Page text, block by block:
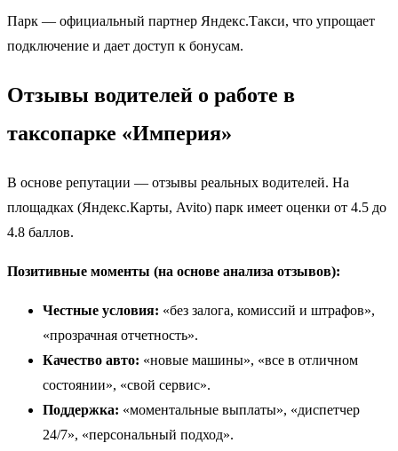
Парк — официальный партнер Яндекс.Такси, что упрощает
подключение и дает доступ к бонусам.
Отзывы водителей о работе в
таксопарке «Империя»
В основе репутации — отзывы реальных водителей. На
площадках (Яндекс.Карты, Avito) парк имеет оценки от 4.5 до
4.8 баллов.
Позитивные моменты (на основе анализа отзывов):
Честные условия: «без залога, комиссий и штрафов»,
«прозрачная отчетность».
Качество авто: «новые машины», «все в отличном
состоянии», «свой сервис».
Поддержка: «моментальные выплаты», «диспетчер
24/7», «персональный подход».